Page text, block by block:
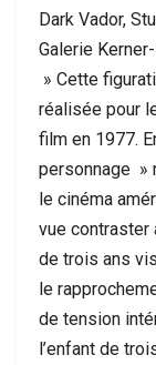
Dark Vador,
Galerie
» Cette
réalisée pour
film en 1977.
personnage »
le cinéma
vue contraster
de trois ans
le
de tension
l’enfant de